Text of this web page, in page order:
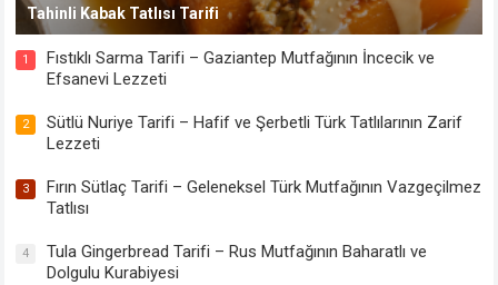
Tahinli Kabak Tatlısı Tarifi
1
Fıstıklı Sarma Tarifi – Gaziantep Mutfağının İncecik ve
Efsanevi Lezzeti
2
Sütlü Nuriye Tarifi – Hafif ve Şerbetli Türk Tatlılarının Zarif
Lezzeti
3
Fırın Sütlaç Tarifi – Geleneksel Türk Mutfağının Vazgeçilmez
Tatlısı
4
Tula Gingerbread Tarifi – Rus Mutfağının Baharatlı ve
Dolgulu Kurabiyesi